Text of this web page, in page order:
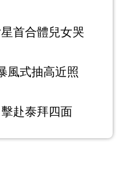
首合體兒女哭
風式抽高近照
赴泰拜四面